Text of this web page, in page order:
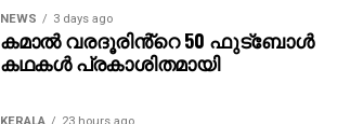
NEWS 3 days ago
കമാൽ വരദൂരിൻ്റെ 50 ഫുട്ബോൾ
കഥകൾ പ്രകാശിതമായി
KERALA 23 hours ago